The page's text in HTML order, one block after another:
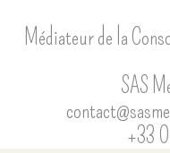
Médiateur de la
SAS
+33